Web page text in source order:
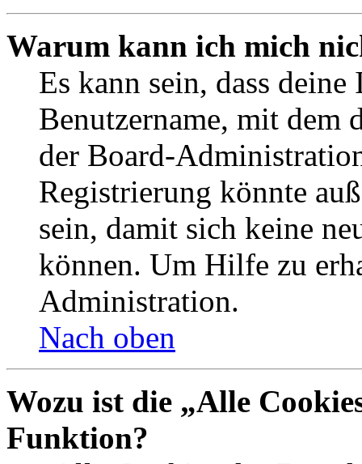
Warum kann ich mich
Es kann sein, dass
Benutzername, mit dem
der Board-
Registrierung könnte
sein, damit sich keine
können. Um Hilfe zu
Administration.
Nach oben
Wozu ist die „Alle
Funktion?